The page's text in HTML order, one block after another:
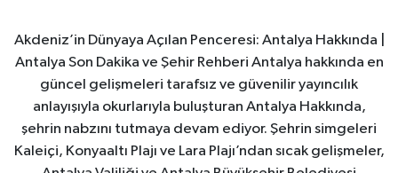
Akdeniz’in Dünyaya Açılan Penceresi: Antalya Hakkında |
Antalya Son Dakika ve Şehir Rehberi Antalya hakkında en
güncel gelişmeleri tarafsız ve güvenilir yayıncılık
anlayışıyla okurlarıyla buluşturan Antalya Hakkında,
şehrin nabzını tutmaya devam ediyor. Şehrin simgeleri
Kaleiçi, Konyaaltı Plajı ve Lara Plajı’ndan sıcak gelişmeler,